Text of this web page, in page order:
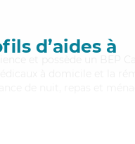
d’aides à
et possède un BEP
à domicile et la